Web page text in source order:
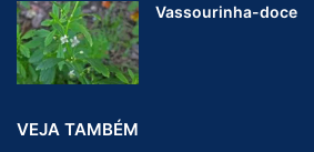
Vassourinha-doce
VEJA TAMBÉM